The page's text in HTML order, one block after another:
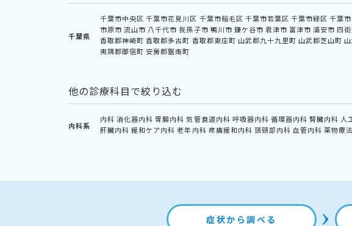
千葉県
千葉市中央区 千葉市花見川区 千葉市稲毛区 千葉市若葉区 千葉市緑区 千葉
市原市 流山市 八千代市 我孫子市 鴨川市 鎌ケ谷市 君津市 富津市 浦安市 四
香取郡神崎町 香取郡多古町 香取郡東庄町 山武郡九十九里町 山武郡芝山町
夷隅郡御宿町 安房郡鋸南町
他の診療科目で絞り込む
内科系
内科 消化器内科 胃腸内科 気管食道内科 呼吸器内科 循環器内科 腎臓内科 人
肝臓内科 緩和ケア内科 老年内科 疼痛緩和内科 頭頸部内科 血管内科 薬物療
症状から調べる